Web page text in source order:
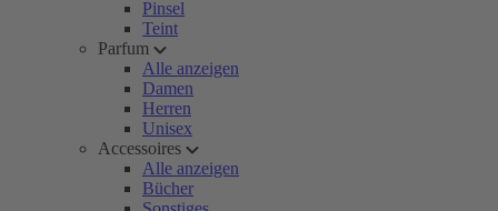
Pinsel
Teint
Parfum
Alle anzeigen
Damen
Herren
Unisex
Accessoires
Alle anzeigen
Bücher